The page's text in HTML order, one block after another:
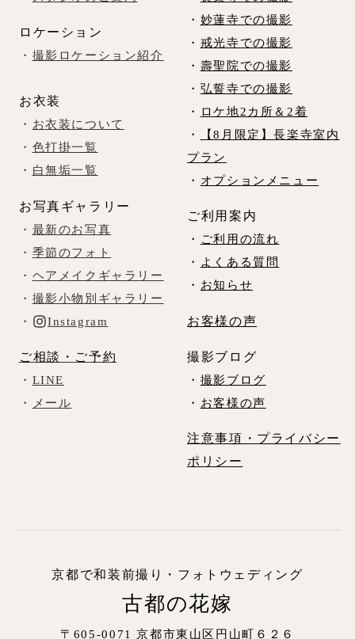
ロケーション
・ 撮影ロケーション紹介
お衣装
・ お衣装について
・ 色打掛一覧
・ 白無垢一覧
お写真ギャラリー
・ 最新のお写真
・ 季節のフォト
・ ヘアメイクギャラリー
・ 撮影小物別ギャラリー
・
Instagram
ご相談・ご予約
・ LINE
・
メール
・ 妙蓮寺での撮影
・ 戒光寺での撮影
・ 壽聖院での撮影
・ 弘誓寺での撮影
・
ロケ地2カ所＆2着
・
【8月限定】長楽寺室内
プラン
・ オプションメニュー
ご利用案内
・
ご利用の流れ
・
よくある質問
・ お知らせ
お客様の声
撮影ブログ
・ 撮影ブログ
・ お客様の声
注意事項・プライバシー
ポリシー
京都で和装前撮り・フォトウェディング
古都の花嫁
〒605-0071 京都市東山区円山町６２６